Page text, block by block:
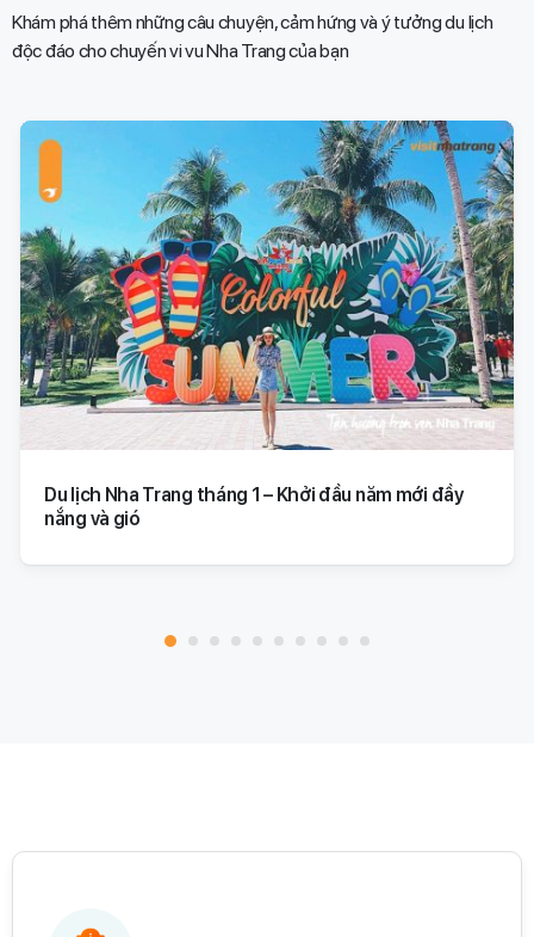
Khám phá thêm những câu chuyện, cảm hứng và ý tưởng du lịch
độc đáo cho chuyến vi vu Nha Trang của bạn​
Du lịch Nha Trang tháng 1 – Khởi đầu năm mới đầy
nắng và gió